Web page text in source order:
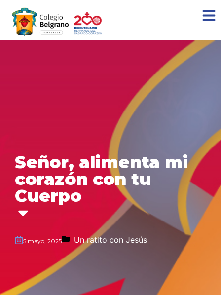
Señor, alimenta mi
corazón con tu
Cuerpo
5 mayo, 2025 Un ratito con Jesús